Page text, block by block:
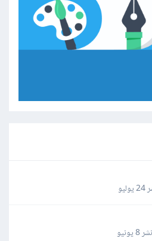
24 يوليو
8 يونيو